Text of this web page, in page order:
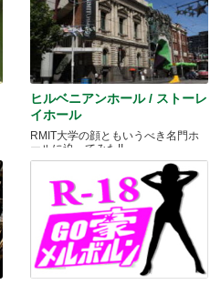
ヒルベニアンホール / ストーレ
イホール
RMIT大学の顔ともいうべき名門ホ
ールに迫ってみた!!